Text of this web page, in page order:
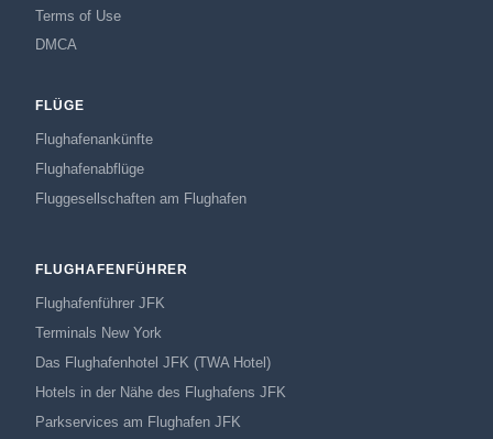
Terms of Use
DMCA
FLÜGE
Flughafenankünfte
Flughafenabflüge
Fluggesellschaften am Flughafen
FLUGHAFENFÜHRER
Flughafenführer JFK
Terminals New York
Das Flughafenhotel JFK (TWA Hotel)
Hotels in der Nähe des Flughafens JFK
Parkservices am Flughafen JFK